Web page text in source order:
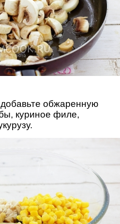
обжаренную
куриное филе,